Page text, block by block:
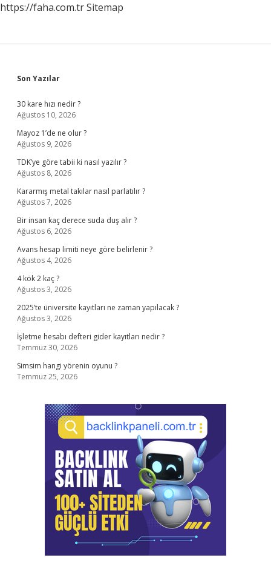
https://faha.com.trSitemap
Sidebar
Son Yazılar
30 kare hızı nedir ?
Ağustos 10, 2026
Mayoz 1’de ne olur ?
Ağustos 9, 2026
TDK’ye göre tabii ki nasıl yazılır ?
Ağustos 8, 2026
Kararmış metal takılar nasıl parlatılır ?
Ağustos 7, 2026
Bir insan kaç derece suda duş alır ?
Ağustos 6, 2026
Avans hesap limiti neye göre belirlenir ?
Ağustos 4, 2026
4 kök 2 kaç ?
Ağustos 3, 2026
2025’te üniversite kayıtları ne zaman yapılacak ?
Ağustos 3, 2026
İşletme hesabı defteri gider kayıtları nedir ?
Temmuz 30, 2026
Simsim hangi yörenin oyunu ?
Temmuz 25, 2026